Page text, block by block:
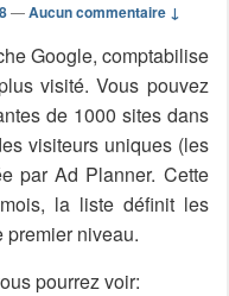
—Aucun commentaire ↓
Google, comptabilise
visité. Vous pouvez
de 1000 sites dans
visiteurs uniques (les
par Ad Planner. Cette
la liste définit les
premier niveau.
pourrez voir: